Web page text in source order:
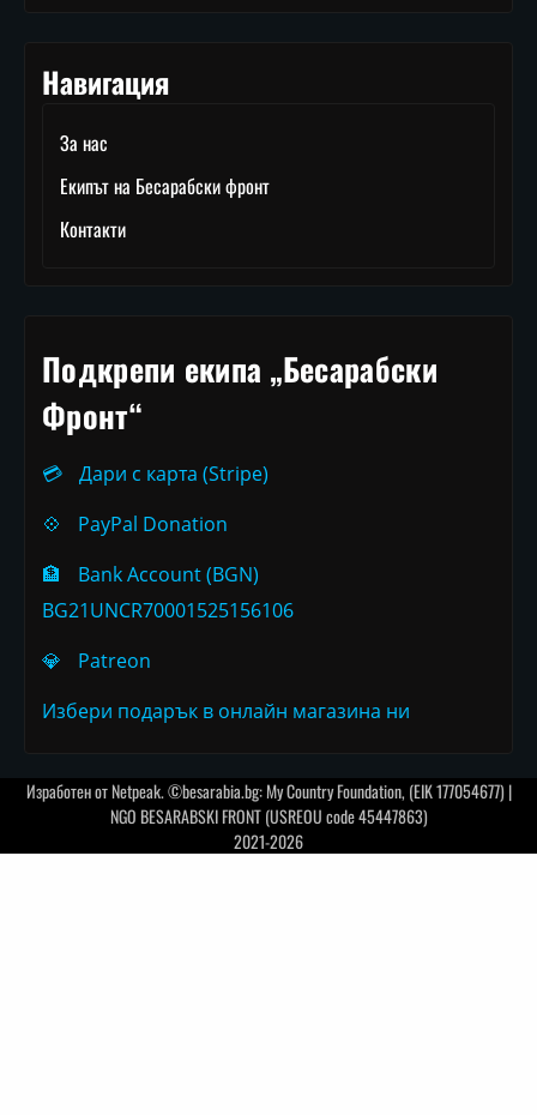
Навигация
За нас
Екипът на Бесарабски фронт
Контакти
Подкрепи екипа „Бесарабски
Фронт“
💳
Дари с карта (Stripe)
💠
PayPal Donation
🏦
Bank Account (BGN)
BG21UNCR70001525156106
💎
Patreon
Избери подарък в онлайн магазина ни
Изработен отNetpeak. ©besarabia.bg: My Country Foundation, (EIK 177054677) |
NGO BESARABSKI FRONT (USREOU code 45447863)
2021-2026